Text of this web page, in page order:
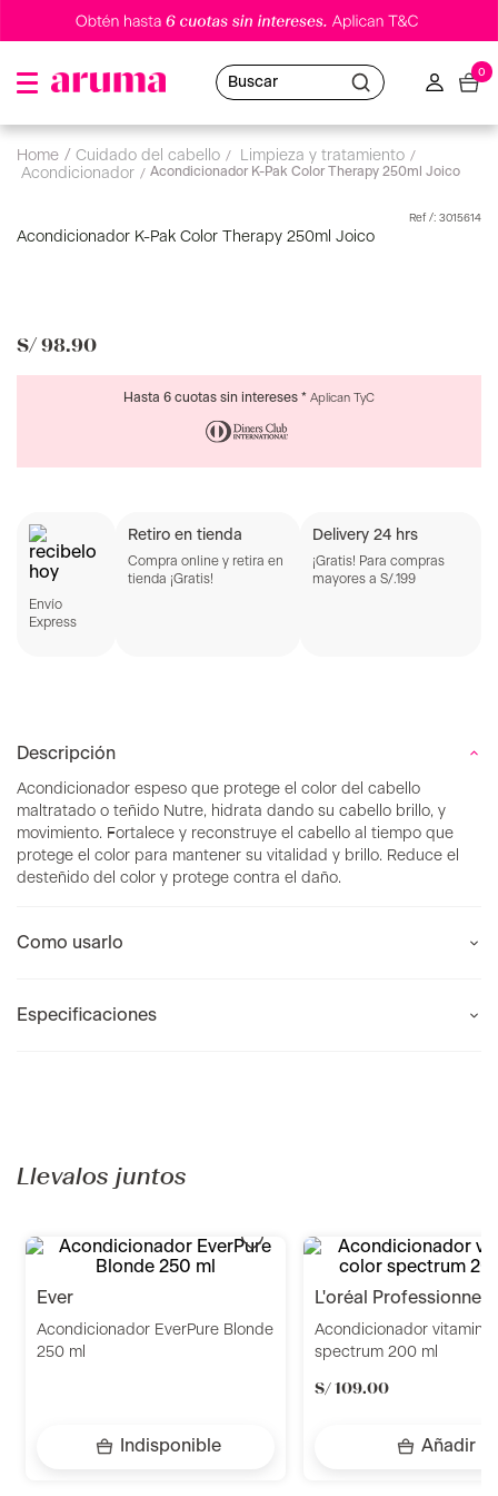
Buscar
0
cuidado del cabello
limpieza y tratamiento
acondicionador
Acondicionador K-Pak Color Therapy 250ml Joico
: 3015614
Acondicionador K-Pak Color Therapy 250ml Joico
S/ 98.90
Hasta 6 cuotas sin intereses * Aplican TyC
Envío
Express
Retiro en tienda
Compra online y retira en
tienda ¡Gratis!
Delivery 24 hrs
¡Gratis! Para compras
mayores a S/.199
Descripción
Acondicionador espeso que protege el color del cabello
maltratado o teñido Nutre, hidrata dando su cabello brillo, y
movimiento. Fortalece y reconstruye el cabello al tiempo que
protege el color para mantener su vitalidad y brillo. Reduce el
desteñido del color y protege contra el daño.
Como usarlo
Especificaciones
Llevalos juntos
ever
Acondicionador EverPure Blonde
250 ml
Indisponible
l'oréal professionnel
Acondicionador vitamino
spectrum 200 ml
S/ 109.00
Añadir